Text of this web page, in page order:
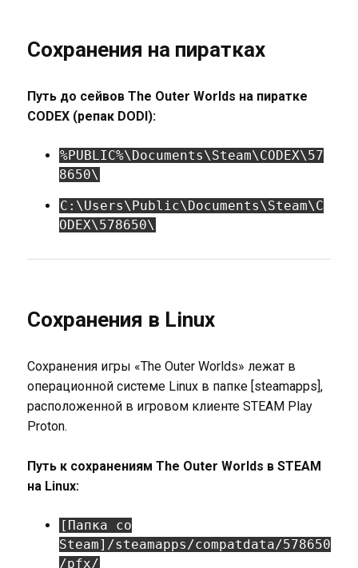
Сохранения на пиратках
Путь до сейвов The Outer Worlds на пиратке
CODEX (репак DODI):
%PUBLIC%\Documents\Steam\CODEX\57
8650\
C:\Users\Public\Documents\Steam\C
ODEX\578650\
Сохранения в Linux
Сохранения игры «The Outer Worlds» лежат в
операционной системе Linux в папке [steamapps],
расположенной в игровом клиенте STEAM Play
Proton.
Путь к сохранениям The Outer Worlds в STEAM
на Linux:
[Папка со
Steam]/steamapps/compatdata/578650
/pfx/